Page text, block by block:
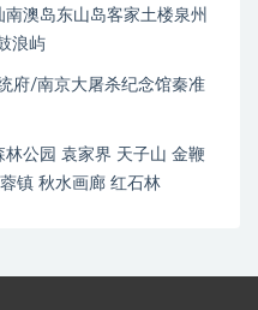
澳岛东山岛客家土楼泉州
浪屿
府/南京大屠杀纪念馆秦准
公园 袁家界 天子山 金鞭
镇 秋水画廊 红石林